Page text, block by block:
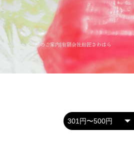
オーダー飴のご案内|有限会社飴匠さわはら